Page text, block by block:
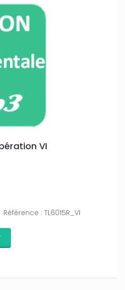
VI
Référence : TL6015R_VI